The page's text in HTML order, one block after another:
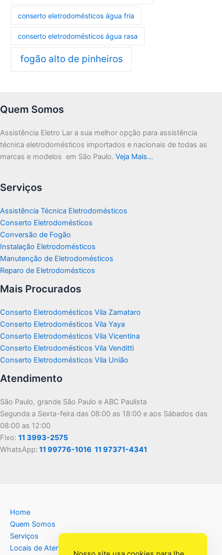
conserto eletrodomésticos água fria
conserto eletrodomésticos água rasa
fogão alto de pinheiros
Quem Somos
Assistência Eletro Lar a sua melhor opção para assistência
técnica eletrodomésticos importados e nacionais de todas as
marcas e modelos em São Paulo. Veja Mais…
Serviços
Assistência Técnica Eletrodomésticos
Conserto Eletrodomésticos
Conversão de Fogão
Instalação Eletrodomésticos
Manutenção de Eletrodomésticos
Reparo de Eletrodomésticos
Mais Procurados
Conserto Eletrodomésticos Vila Zamataro
Conserto Eletrodomésticos Vila Yaya
Conserto Eletrodomésticos Vila Vicentina
Conserto Eletrodomésticos Vila Venditti
Conserto Eletrodomésticos Vila União
Atendimento
São Paulo, grande São Paulo e ABC Paulista
Segunda a Sexta-feira das 08:00 as 18:00 e aos Sábados das
08:00 as 12:00
Fixo: 11 3993-2575
WhatsApp: 11 99776-1016 11 97371-4341
Home
Quem Somos
Serviços
Locais de Atendimento